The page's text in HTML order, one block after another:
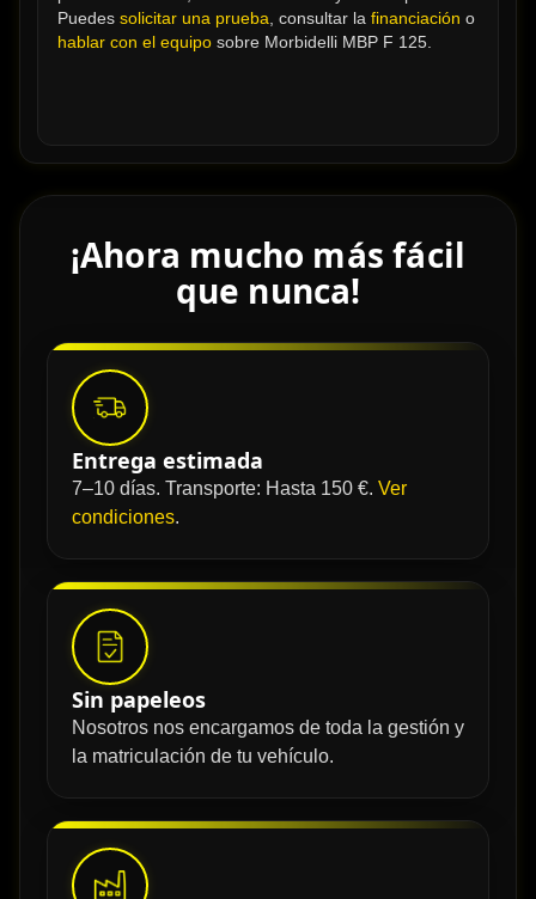
Puedes solicitar una prueba , consultar la financiación
hablar con el equipo sobre Morbidelli MBP F 125.
¡Ahora mucho más fácil
que nunca!
Entrega estimada
7–10 días. Transporte: Hasta 150 €. Ver
condiciones.
Sin papeleos
Nosotros nos encargamos de toda la gestión y
la matriculación de tu vehículo.